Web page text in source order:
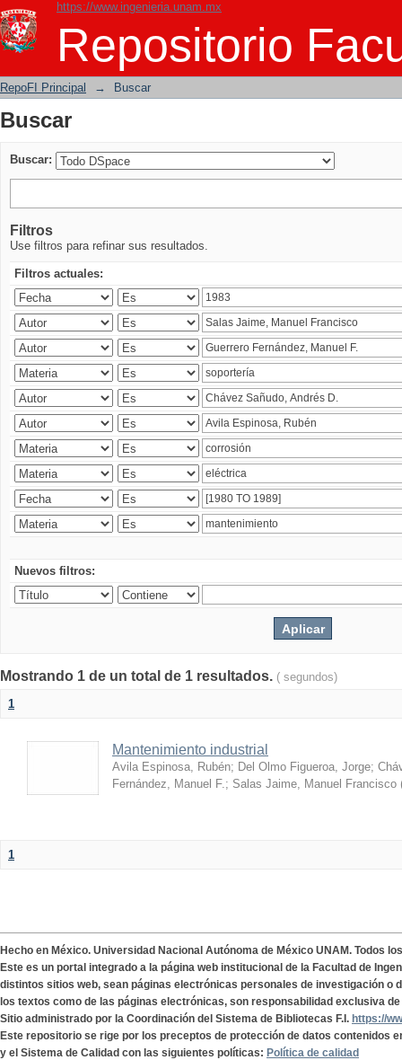
https://www.ingenieria.unam.mx
Repositorio
Buscar
RepoFI Principal → Buscar
Buscar
Buscar:
Filtros
Use filtros para refinar sus resultados.
Filtros actuales:
Nuevos filtros:
Mostrando 1 de un total de 1 resultados. ( segundos)
1
Mantenimiento industrial
Avila Espinosa, Rubén; Del Olmo Figueroa, Jorge;
Fernández, Manuel F.; Salas Jaime, Manuel Francisco
1
Hecho en México. Universidad Nacional Autónoma de México UNAM. Todos
Este es un portal integrado a la página web institucional de la Facultad de
distintos sitios web, sean páginas electrónicas personales de investigación o
los textos como de las páginas electrónicas, son responsabilidad exclusiva
Sitio administrado por la Coordinación del Sistema de Bibliotecas F.I. https://
Este repositorio se rige por los preceptos de protección de datos contenidos
y el Sistema de Calidad con las siguientes políticas: Política de calidad